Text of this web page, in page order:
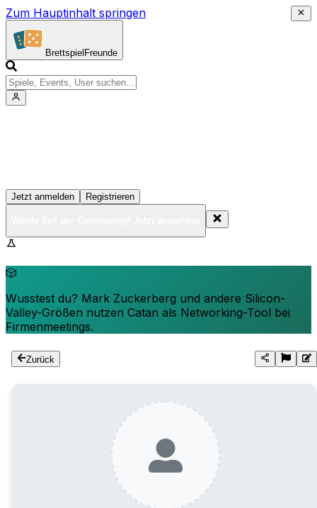
Zum Hauptinhalt springen
Brettspiel Freunde
Jetzt anmelden Registrieren
🎲
Wusstest du? Mark Zuckerberg und andere Silicon-
Valley-Größen nutzen Catan als Networking-Tool bei
Firmenmeetings.
Zurück